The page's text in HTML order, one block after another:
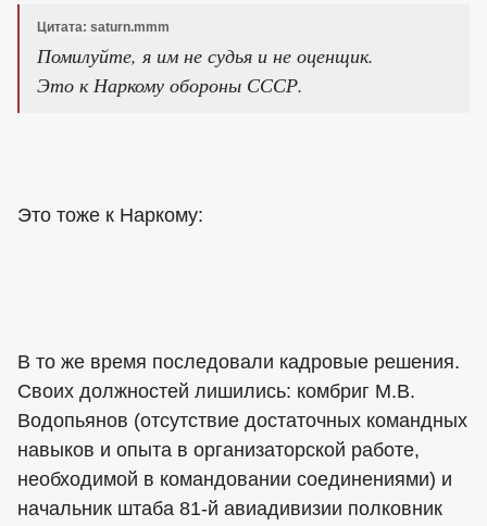
Цитата: saturn.mmm
Помилуйте, я им не судья и не оценщик.
Это к Наркому обороны СССР.
Это тоже к Наркому:
В то же время последовали кадровые решения.
Своих должностей лишились: комбриг М.В.
Водопьянов (отсутствие достаточных командных
навыков и опыта в организаторской работе,
необходимой в командовании соединениями) и
начальник штаба 81-й авиадивизии полковник